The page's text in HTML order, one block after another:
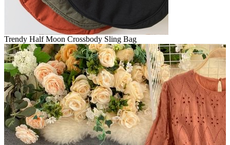
Trendy Half Moon Crossbody Sling Bag